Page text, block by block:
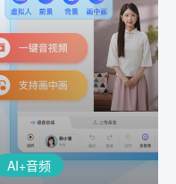
AI+音频
配音一键生成
音频：基于全球领先的
能力打造的AI音频制作
具，输入文本、选择发
音人即可一键生成专业音